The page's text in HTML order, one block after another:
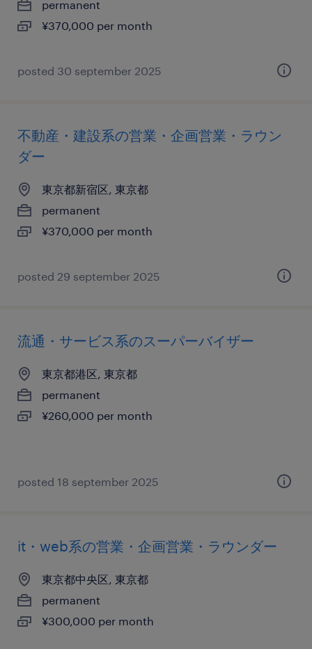
permanent
¥370,000 per month
posted 30 september 2025
不動産・建設系の営業・企画営業・ラウン
ダー
東京都新宿区, 東京都
permanent
¥370,000 per month
posted 29 september 2025
流通・サービス系のスーパーバイザー
東京都港区, 東京都
permanent
¥260,000 per month
posted 18 september 2025
it・web系の営業・企画営業・ラウンダー
東京都中央区, 東京都
permanent
¥300,000 per month